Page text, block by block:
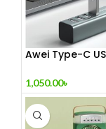
Awei Type-C
1,050.00৳